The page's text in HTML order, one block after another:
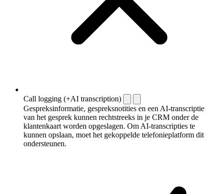
Call logging (+AI transcription)
Gespreksinformatie, gespreksnotities en een AI-transcriptie
van het gesprek kunnen rechtstreeks in je CRM onder de
klantenkaart worden opgeslagen. Om AI-transcripties te
kunnen opslaan, moet het gekoppelde telefonieplatform dit
ondersteunen.